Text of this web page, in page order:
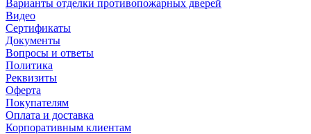
Варианты отделки противопожарных дверей
Видео
Сертификаты
Документы
Вопросы и ответы
Политика
Реквизиты
Оферта
Покупателям
Оплата и доставка
Корпоративным клиентам